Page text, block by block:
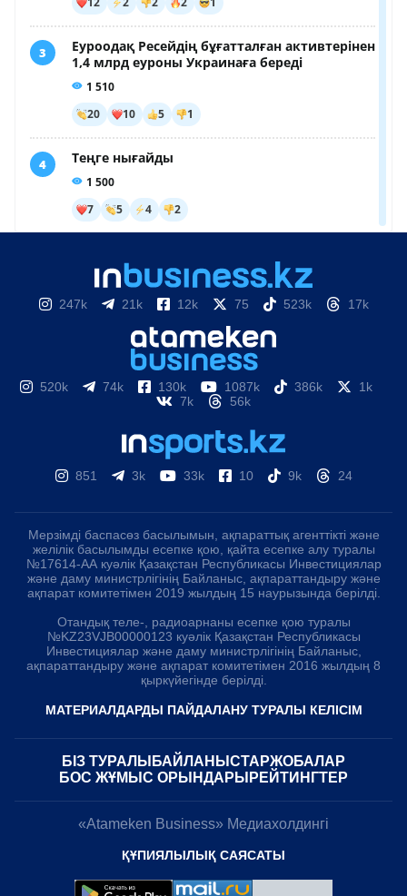
247k 21k 12k 75 523k 17k
520k 74k 130k 1087k 386k
1k
7k
56k
851 3k 33k 10 9k 24
Мерзімді баспасөз басылымын, ақпараттық агенттікті және
желілік басылымды есепке қою, қайта есепке алу туралы
№17614-АА куәлік Қазақстан Республикасы Инвестициялар
және даму министрлігінің Байланыс, ақпараттандыру және
ақпарат комитетімен 2019 жылдың 15 наурызында берілді.
Отандық теле-, радиоарнаны есепке қою туралы
№KZ23VJB00000123 куәлік Қазақстан Республикасы
Инвестициялар және даму министрлігінің Байланыс,
ақпараттандыру және ақпарат комитетімен 2016 жылдың 8
қыркүйегінде берілді.
МАТЕРИАЛДАРДЫ ПАЙДАЛАНУ ТУРАЛЫ КЕЛІСІМ
БІЗ ТУРАЛЫ БАЙЛАНЫСТАРЖОБАЛАР
БОС ЖҰМЫС ОРЫНДАРЫ РЕЙТИНГТЕР
«Atameken Business» Медиахолдингі
ҚҰПИЯЛЫЛЫҚ САЯСАТЫ